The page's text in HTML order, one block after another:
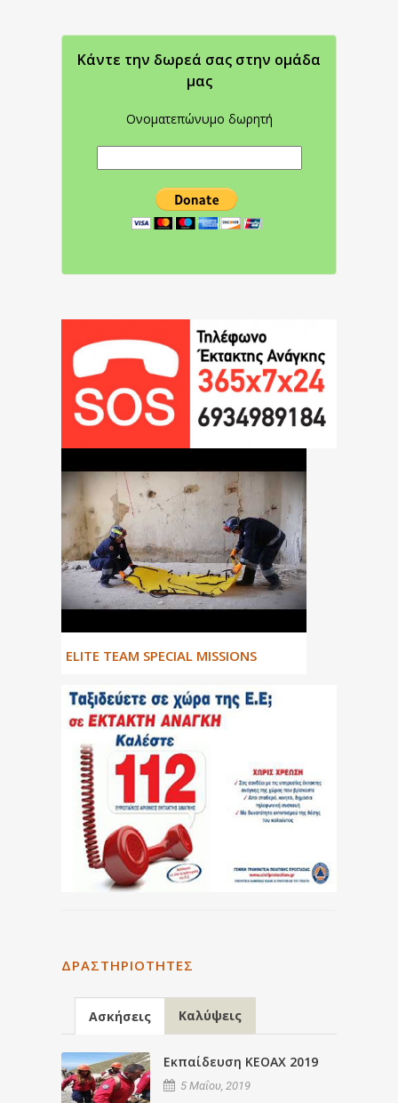
Κάντε την δωρεά σας στην oμάδα
μας
Ονοματεπώνυμο δωρητή
ΕLITE TEAM SPECIAL MISSIONS
ΔΡΑΣΤΗΡΙΌΤΗΤΕΣ
Ασκήσεις Καλύψεις
Εκπαίδευση ΚΕΟΑΧ 2019
5 Μαΐου, 2019